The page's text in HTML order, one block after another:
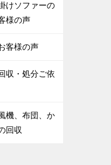
けソファーの
様の声
客様の声
収・処分ご依
機、布団、か
回収